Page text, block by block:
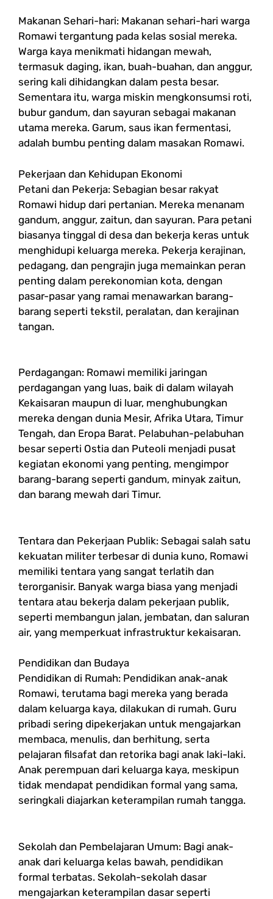
Makanan Sehari-hari: Makanan sehari-hari warga
Romawi tergantung pada kelas sosial mereka.
Warga kaya menikmati hidangan mewah,
termasuk daging, ikan, buah-buahan, dan anggur,
sering kali dihidangkan dalam pesta besar.
Sementara itu, warga miskin mengkonsumsi roti,
bubur gandum, dan sayuran sebagai makanan
utama mereka. Garum, saus ikan fermentasi,
adalah bumbu penting dalam masakan Romawi.
Pekerjaan dan Kehidupan Ekonomi
Petani dan Pekerja: Sebagian besar rakyat
Romawi hidup dari pertanian. Mereka menanam
gandum, anggur, zaitun, dan sayuran. Para petani
biasanya tinggal di desa dan bekerja keras untuk
menghidupi keluarga mereka. Pekerja kerajinan,
pedagang, dan pengrajin juga memainkan peran
penting dalam perekonomian kota, dengan
pasar-pasar yang ramai menawarkan barang-
barang seperti tekstil, peralatan, dan kerajinan
tangan.
Perdagangan: Romawi memiliki jaringan
perdagangan yang luas, baik di dalam wilayah
Kekaisaran maupun di luar, menghubungkan
mereka dengan dunia Mesir, Afrika Utara, Timur
Tengah, dan Eropa Barat. Pelabuhan-pelabuhan
besar seperti Ostia dan Puteoli menjadi pusat
kegiatan ekonomi yang penting, mengimpor
barang-barang seperti gandum, minyak zaitun,
dan barang mewah dari Timur.
Tentara dan Pekerjaan Publik: Sebagai salah satu
kekuatan militer terbesar di dunia kuno, Romawi
memiliki tentara yang sangat terlatih dan
terorganisir. Banyak warga biasa yang menjadi
tentara atau bekerja dalam pekerjaan publik,
seperti membangun jalan, jembatan, dan saluran
air, yang memperkuat infrastruktur kekaisaran.
Pendidikan dan Budaya
Pendidikan di Rumah: Pendidikan anak-anak
Romawi, terutama bagi mereka yang berada
dalam keluarga kaya, dilakukan di rumah. Guru
pribadi sering dipekerjakan untuk mengajarkan
membaca, menulis, dan berhitung, serta
pelajaran filsafat dan retorika bagi anak laki-laki.
Anak perempuan dari keluarga kaya, meskipun
tidak mendapat pendidikan formal yang sama,
seringkali diajarkan keterampilan rumah tangga.
Sekolah dan Pembelajaran Umum: Bagi anak-
anak dari keluarga kelas bawah, pendidikan
formal terbatas. Sekolah-sekolah dasar
mengajarkan keterampilan dasar seperti